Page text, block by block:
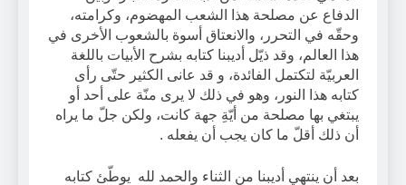
الدفاع عن مصلحة هذا الشعب المهضوم، وكرامته،
وحقّه في التحرر، والانعتاق أسوة بالشعوب الأخرى في
هذا العالم، وقد ذيّل أديبنا كتابه بشرح الأبيات باللغة
العربيّة لتكتمل الفائدة، و قد عانى الكثير حتّى رأى
كتابه هذا النور، وهو في ذلك لا يرى منّة على أحد أو
يبتغي بها مصلحة من أيّةِ جهة كانت، ولكن جلّ ما يراه
أن ذلك أقلّ ما كان يجب أن يفعله .
بعد أن ينتهي أديبنا من الثناء والحمد لله يوطّئ كتابه